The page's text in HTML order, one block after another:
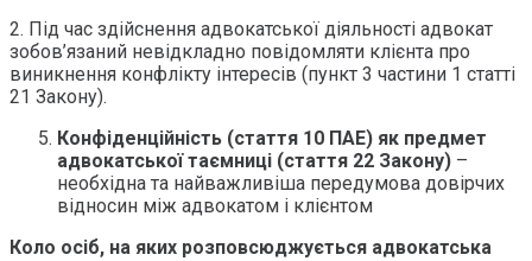
2. Під час здійснення адвокатської діяльності адвокат
зобов’язаний невідкладно повідомляти клієнта про
виникнення конфлікту інтересів (пункт 3 частини 1 статті
21 Закону).
Конфіденційність (стаття 10 ПАЕ) як предмет
адвокатської таємниці (стаття 22 Закону) –
необхідна та найважливіша передумова довірчих
відносин між адвокатом і клієнтом
Коло осіб, на яких розповсюджується адвокатська